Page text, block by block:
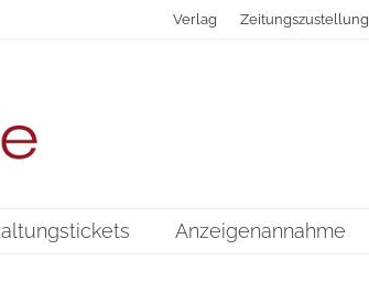
Verlag Zeitungszustellung
Anzeigenannahme